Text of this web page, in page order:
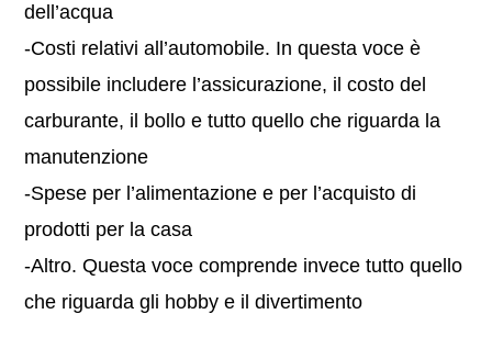
dell’acqua
-Costi relativi all’automobile. In questa voce è
possibile includere l’assicurazione, il costo del
carburante, il bollo e tutto quello che riguarda la
manutenzione
-Spese per l’alimentazione e per l’acquisto di
prodotti per la casa
-Altro. Questa voce comprende invece tutto quello
che riguarda gli hobby e il divertimento